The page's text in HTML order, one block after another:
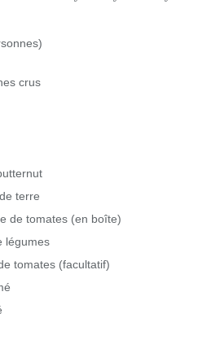
crus
terre
de tomates (en boîte)
légumes
tomates (facultatif)